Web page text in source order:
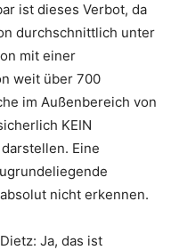
ist dieses Verbot, da
durchschnittlich unter
mit einer
weit über 700
im Außenbereich von
KEIN
Eine
nicht erkennen.
Ja, das ist